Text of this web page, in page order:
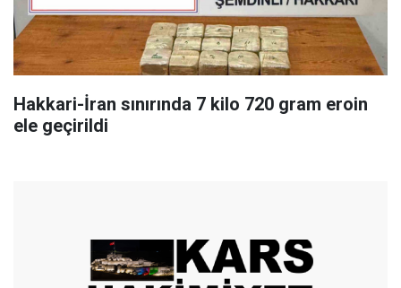
Hakkari-İran sınırında 7 kilo 720 gram eroin
ele geçirildi